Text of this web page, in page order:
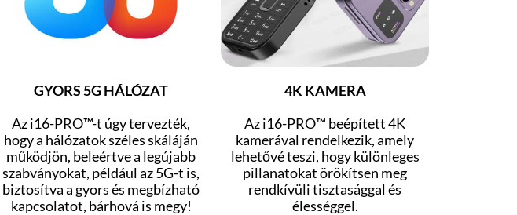
GYORS 5G HÁLÓZAT
Az i16-PRO™-t úgy tervezték,
hogy a hálózatok széles skáláján
működjön, beleértve a legújabb
szabványokat, például az 5G-t is,
biztosítva a gyors és megbízható
kapcsolatot, bárhová is megy!
4K KAMERA
Az i16-PRO™ beépített 4K
kamerával rendelkezik, amely
lehetővé teszi, hogy különleges
pillanatokat örökítsen meg
rendkívüli tisztasággal és
élességgel.